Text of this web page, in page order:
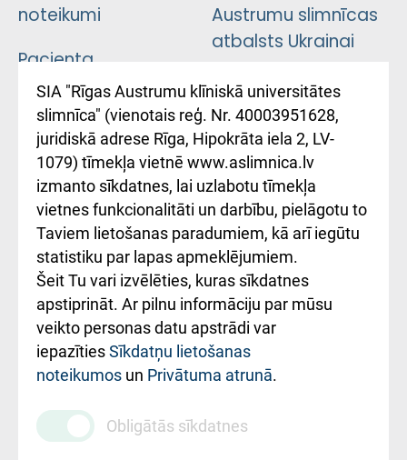
noteikumi
Pacienta
atsauksmju/sūdzību
iesniegšanas
kārtība
Kā pie mums nokļūt
Rēķinu apmaksas
ceļvedis
Rekvizīti un
ārstniecības
iestādes kods
010000234
Maksas
pakalpojumu
Austrumu slimnīcas
atbalsts Ukrainai
Підтримка Східної
лікарні та співпраця з
Україною
SIA "Rīgas Austrumu klīniskā universitātes
slimnīca" (vienotais reģ. Nr. 40003951628,
juridiskā adrese Rīga, Hipokrāta iela 2, LV-
1079) tīmekļa vietnē www.aslimnica.lv
izmanto sīkdatnes, lai uzlabotu tīmekļa
vietnes funkcionalitāti un darbību, pielāgotu to
Taviem lietošanas paradumiem, kā arī iegūtu
statistiku par lapas apmeklējumiem.
Šeit Tu vari izvēlēties, kuras sīkdatnes
apstiprināt. Ar pilnu informāciju par mūsu
veikto personas datu apstrādi var
iepazītiesSīkdatņu lietošanas
noteikumos un Privātuma atrunā.
Obligātās sīkdatnes